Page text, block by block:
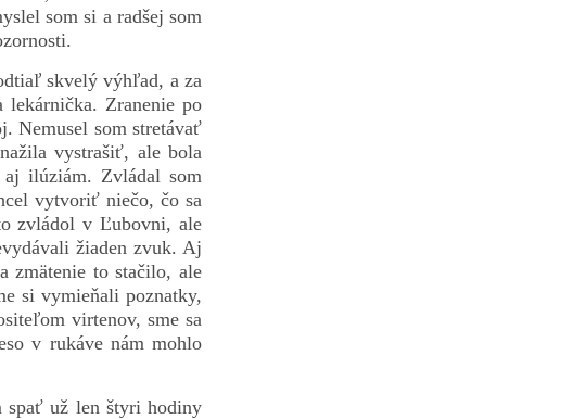
som si a radšej som
skvelý výhľad, a za
lekárnička. Zranenie po
Nemusel som stretávať
vystrašiť, ale bola
ilúziám. Zvládal som
vytvoriť niečo, čo sa
zvládol v Ľubovni, ale
žiaden zvuk. Aj
zmätenie to stačilo, ale
si vymieňali poznatky,
virtenov, sme sa
v rukáve nám mohlo
spať už len štyri hodiny